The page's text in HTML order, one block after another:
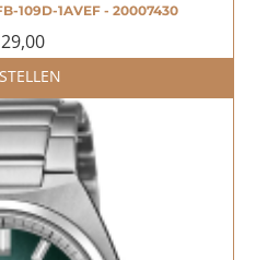
109D-1AVEF - 20007430